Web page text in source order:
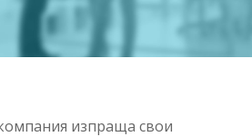
изпраща свои